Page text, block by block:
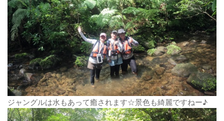
ジャングルは水もあって癒されます☆景色も綺麗ですねー♪